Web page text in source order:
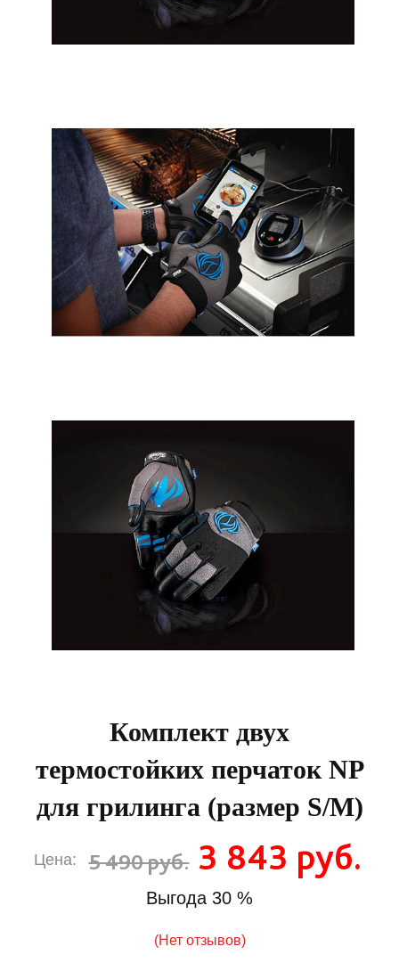
Комплект двух
термостойких перчаток NP
для грилинга (размер S/M)
Цена: 5 490 руб. 3 843 руб.
Выгода 30 %
(Нет отзывов)